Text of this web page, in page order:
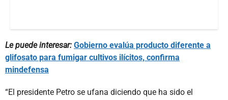
Le puede interesar: Gobierno evalúa producto diferente a
glifosato para fumigar cultivos ilícitos, confirma
mindefensa
“El presidente Petro se ufana diciendo que ha sido el